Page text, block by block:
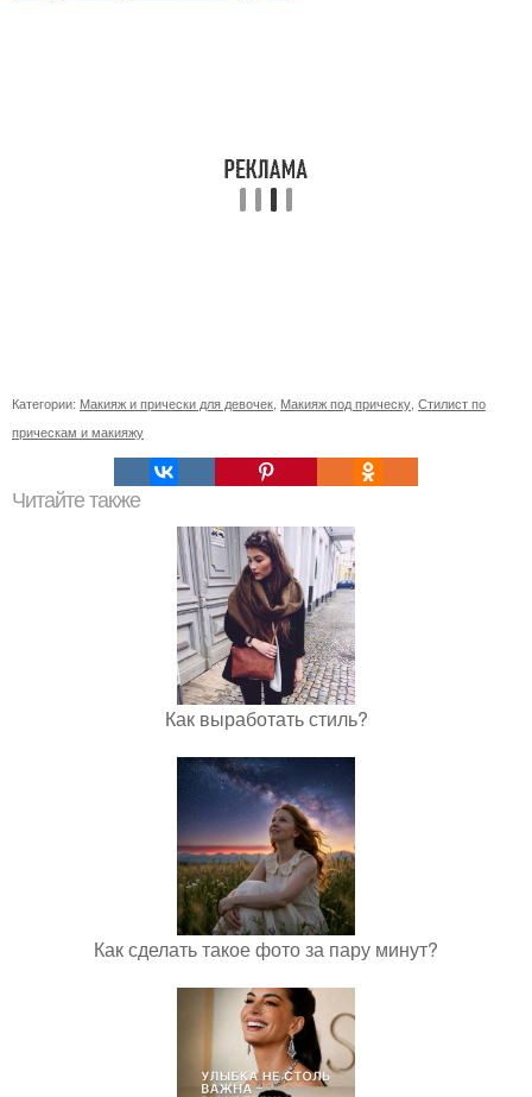
Категории: Макияж и прически для девочек Макияж под прическу Стилист по
прическам и макияжу
Читайте также
Как выработать стиль?
Как сделать такое фото за пару минут?